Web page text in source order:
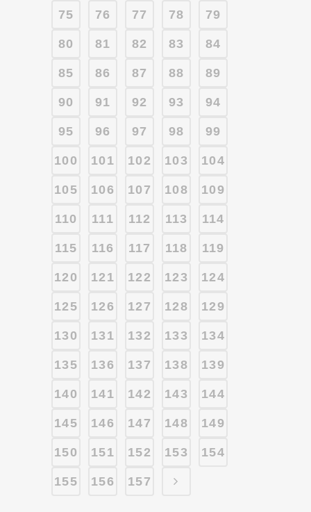
75 76 77 78 79
80 81 82 83 84
85 86 87 88 89
90 91 92 93 94
95 96 97 98 99
100 101 102 103 104
105 106 107 108 109
110 111 112 113 114
115 116 117 118 119
120 121 122 123 124
125 126 127 128 129
130 131 132 133 134
135 136 137 138 139
140 141 142 143 144
145 146 147 148 149
150 151 152 153 154
155 156 157